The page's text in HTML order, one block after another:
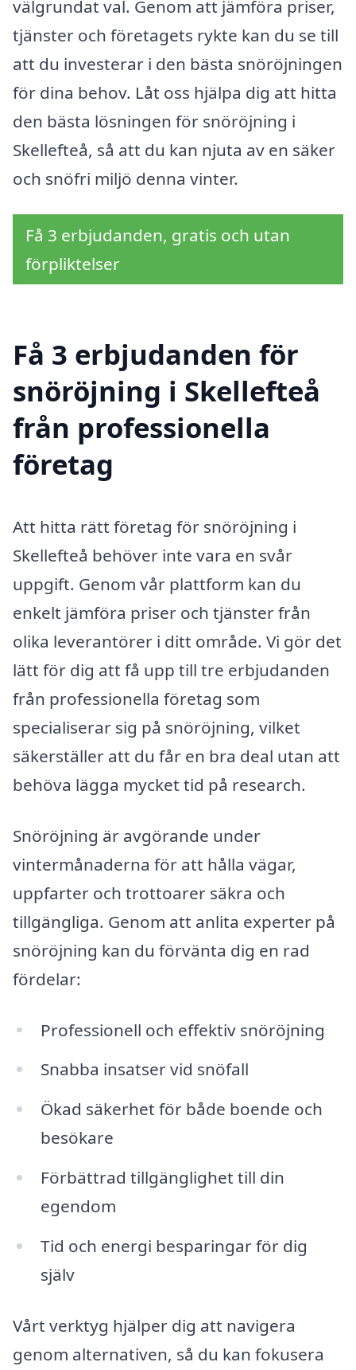
välgrundat val. Genom att jämföra priser,
tjänster och företagets rykte kan du se till
att du investerar i den bästa snöröjningen
för dina behov. Låt oss hjälpa dig att hitta
den bästa lösningen för snöröjning i
Skellefteå, så att du kan njuta av en säker
och snöfri miljö denna vinter.
Få 3 erbjudanden, gratis och utan
förpliktelser
Få 3 erbjudanden för
snöröjning i Skellefteå
från professionella
företag
Att hitta rätt företag för snöröjning i
Skellefteå behöver inte vara en svår
uppgift. Genom vår plattform kan du
enkelt jämföra priser och tjänster från
olika leverantörer i ditt område. Vi gör det
lätt för dig att få upp till tre erbjudanden
från professionella företag som
specialiserar sig på snöröjning, vilket
säkerställer att du får en bra deal utan att
behöva lägga mycket tid på research.
Snöröjning är avgörande under
vintermånaderna för att hålla vägar,
uppfarter och trottoarer säkra och
tillgängliga. Genom att anlita experter på
snöröjning kan du förvänta dig en rad
fördelar:
Professionell och effektiv snöröjning
Snabba insatser vid snöfall
Ökad säkerhet för både boende och
besökare
Förbättrad tillgänglighet till din
egendom
Tid och energi besparingar för dig
själv
Vårt verktyg hjälper dig att navigera
genom alternativen, så du kan fokusera